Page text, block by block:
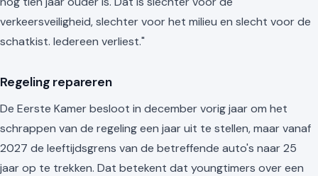
verkeersveiligheid, slechter voor het milieu en slecht voor de
schatkist. Iedereen verliest."
Regeling repareren
De Eerste Kamer besloot in december vorig jaar om het
schrappen van de regeling een jaar uit te stellen, maar vanaf
2027 de leeftijdsgrens van de betreffende auto's naar 25
jaar op te trekken. Dat betekent dat youngtimers over een